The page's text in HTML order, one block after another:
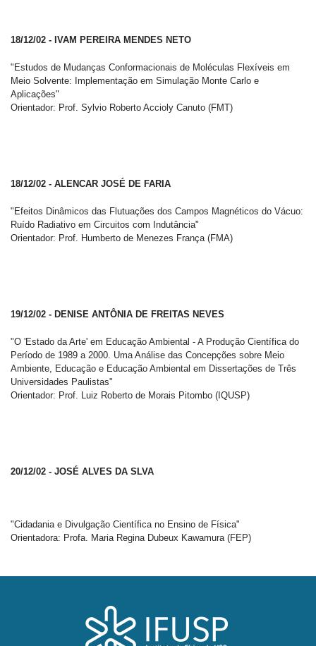
18/12/02 - IVAM PEREIRA MENDES NETO
"Estudos de Mudanças Conformacionais de Moléculas Flexíveis em
Meio Solvente: Implementação em Simulação Monte Carlo e
Aplicações"
Orientador: Prof. Sylvio Roberto Accioly Canuto (FMT)
18/12/02 - ALENCAR JOSÉ DE FARIA
"Efeitos Dinâmicos das Flutuações dos Campos Magnéticos do Vácuo:
Ruído Radiativo em Circuitos com Indutância"
Orientador: Prof. Humberto de Menezes França (FMA)
19/12/02 - DENISE ANTÔNIA DE FREITAS NEVES
"O 'Estado da Arte' em Educação Ambiental - A Produção Científica do
Período de 1989 a 2000. Uma Análise das Concepções sobre Meio
Ambiente, Educação e Educação Ambiental em Dissertações de Três
Universidades Paulistas"
Orientador: Prof. Luiz Roberto de Morais Pitombo (IQUSP)
20/12/02 - JOSÉ ALVES DA SLVA
"Cidadania e Divulgação Científica no Ensino de Física"
Orientadora: Profa. Maria Regina Dubeux Kawamura (FEP)